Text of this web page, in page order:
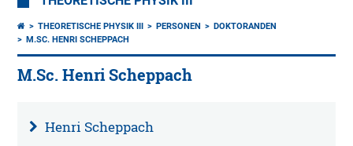
THEORETISCHE PHYSIK III PERSONEN
DOKTORANDEN
M.SC. HENRI SCHEPPACH
M.Sc. Henri Scheppach
Henri Scheppach